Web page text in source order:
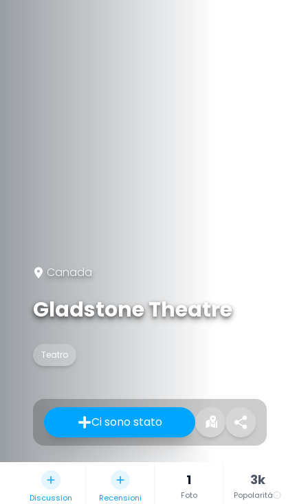
Canada
Gladstone Theatre
Teatro
Ci sono stato
Discussion Recensioni
1
Foto
3k
Popolarità